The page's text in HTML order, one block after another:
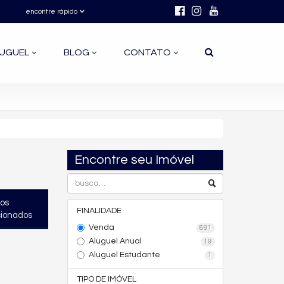
encontre rápido
BLOG CONTATO
Encontre seu Imóvel
FINALIDADE
Venda
891
Aluguel Anual 19
Aluguel Estudante 1
TIPO DE IMÓVEL